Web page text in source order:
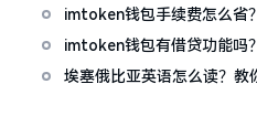
imtoken钱包手续费怎么省
在招
imtoken钱包有借贷功能吗
楚
埃塞俄比亚英语怎么读？教